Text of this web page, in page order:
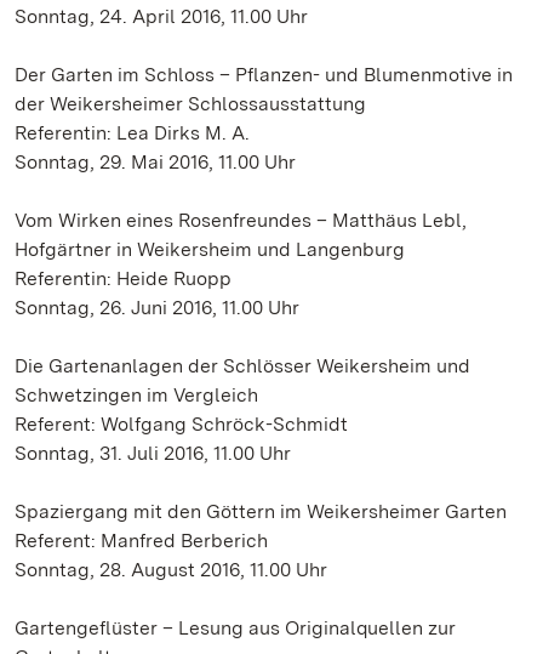
Sonntag, 24. April 2016, 11.00 Uhr
Der Garten im Schloss – Pflanzen- und Blumenmotive in
der Weikersheimer Schlossausstattung
Referentin: Lea Dirks M. A.
Sonntag, 29. Mai 2016, 11.00 Uhr
Vom Wirken eines Rosenfreundes – Matthäus Lebl,
Hofgärtner in Weikersheim und Langenburg
Referentin: Heide Ruopp
Sonntag, 26. Juni 2016, 11.00 Uhr
Die Gartenanlagen der Schlösser Weikersheim und
Schwetzingen im Vergleich
Referent: Wolfgang Schröck-Schmidt
Sonntag, 31. Juli 2016, 11.00 Uhr
Spaziergang mit den Göttern im Weikersheimer Garten
Referent: Manfred Berberich
Sonntag, 28. August 2016, 11.00 Uhr
Gartengeflüster – Lesung aus Originalquellen zur